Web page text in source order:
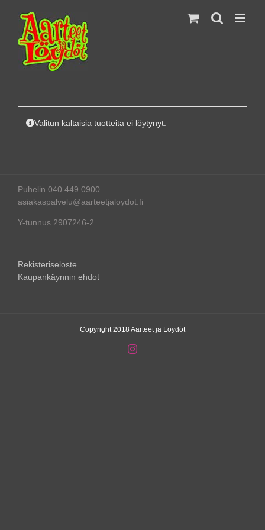
content
Valitun kaltaisia tuotteita ei löytynyt.
Puhelin 040 449 0900
asiakaspalvelu@aarteetjaloydot.fi
Y-tunnus 2907246-2
Rekisteriseloste
Kaupankäynnin ehdot
Copyright 2018 Aarteet ja Löydöt
Instagram